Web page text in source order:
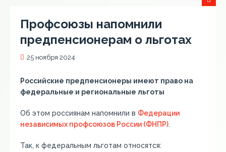
Профсоюзы напомнили
предпенсионерам о льготах
25 ноября 2024
Российские предпенсионеры имеют право на
федеральные и региональные льготы
Об этом россиянам напомнили в Федерации
независимых профсоюзов России (ФНПР).
Так, к федеральным льготам относятся: